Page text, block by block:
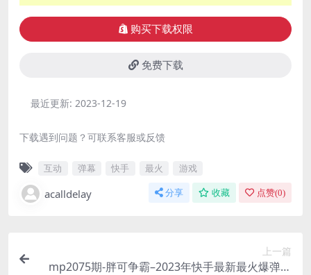
购买下载权限
免费下载
最近更新: 2023-12-19
下载遇到问题？可联系客服或反馈
互动 弹幕 快手 最火 游戏
acalldelay 分享 收藏 点赞(0)
上一篇
mp2075期-胖可争霸–2023年快手最新最火爆弹幕